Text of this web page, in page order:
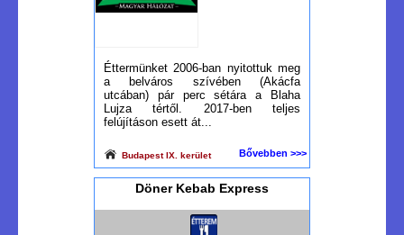
Éttermünket 2006-ban nyitottuk meg
a belváros szívében (Akácfa
utcában) pár perc sétára a Blaha
Lujza tértől. 2017-ben teljes
felújításon esett át...
Budapest IX. kerület Bővebben >>>
Döner Kebab Express